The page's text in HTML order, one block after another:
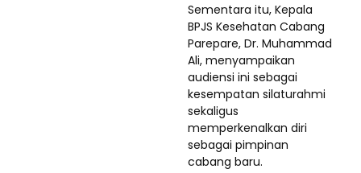
Sementara itu, Kepala
BPJS Kesehatan Cabang
Parepare, Dr. Muhammad
Ali, menyampaikan
audiensi ini sebagai
kesempatan silaturahmi
sekaligus
memperkenalkan diri
sebagai pimpinan
cabang baru.